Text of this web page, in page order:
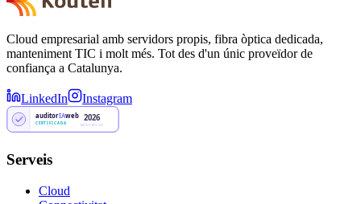
Cloud empresarial amb servidors propis, fibra òptica dedicada,
manteniment TIC i molt més. Tot des d'un únic proveïdor de
confiança a Catalunya.
LinkedIn Instagram
auditorIAweb
CERTIFICADA
2026
AW-DOBQY43Z
Serveis
Cloud